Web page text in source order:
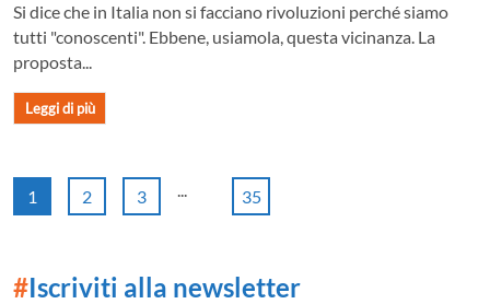
Si dice che in Italia non si facciano rivoluzioni perché siamo
tutti "conoscenti". Ebbene, usiamola, questa vicinanza. La
proposta...
Leggi di più
1 2 3 ... 35
#Iscriviti alla newsletter